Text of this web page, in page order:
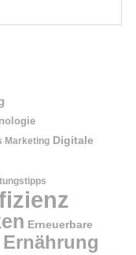
Marketing Digitale
Erneuerbare